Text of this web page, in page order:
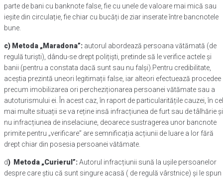
parte de bani cu banknote false, fie cu unele de valoare mai mică sau
ieșite din circulație, fie chiar cu bucăți de ziar inserate între bancnotele
bune.
c) Metoda „Maradona”: autorul abordează persoana vătămată (de
regulă turiști), dându-se drept polițiști, pretinde să le verifice actele și
banii (pentru a constata dacă sunt sau nu falși).Pentru credibilitate,
aceștia prezintă uneori legitimații false, iar alteori efectuează procedee
precum imobilizarea ori percheziționarea persoanei vătămate sau a
autoturismului ei. În acest caz, în raport de particularitățile cauzei, în
mai multe situații se va reține insă infracțiunea de furt sau de tâlhărie și
nu infracțiunea de inselaciune, deoarece sustragerea unor bancnote
primite pentru „verificare” are semnificația acțiunii de luare a lor fără
drept chiar din posesia persoanei vătămate.
d) Metoda „Curierul”:Autorul infracțiunii sună la uşile persoanelor
despre care ştiu că sunt singure acasă ( de regulă vârstnice) şi le spun